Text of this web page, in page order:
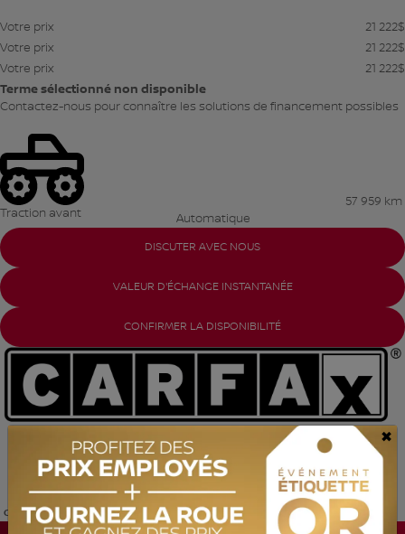
Votre prix 21 222$
Votre prix
21 222$
Votre prix
21 222$
Terme sélectionné non disponible
Contactez-nous pour connaître les solutions de financement possibles
Traction avant Automatique
57 959 km
DISCUTER AVEC NOUS
VALEUR D'ÉCHANGE INSTANTANÉE
CONFIRMER LA DISPONIBILITÉ
Mentions légales
Certifié
Afficher 25 images en plus
×